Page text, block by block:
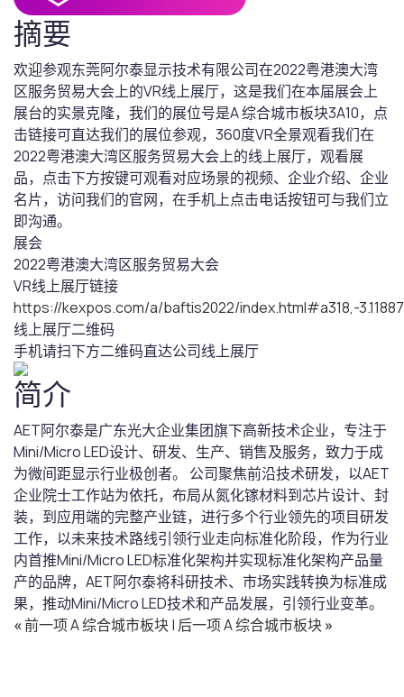
摘要
欢迎参观东莞阿尔泰显示技术有限公司在2022粤港澳大湾
区服务贸易大会上的VR线上展厅，这是我们在本届展会上
展台的实景克隆，我们的展位号是A 综合城市板块3A10，点
击链接可直达我们的展位参观，360度VR全景观看我们在
2022粤港澳大湾区服务贸易大会上的线上展厅，观看展
品，点击下方按键可观看对应场景的视频、企业介绍、企业
名片，访问我们的官网，在手机上点击电话按钮可与我们立
即沟通。
展会
2022粤港澳大湾区服务贸易大会
VR线上展厅链接
https://kexpos.com/a/baftis2022/index.html#a318,-
线上展厅二维码
手机请扫下方二维码直达公司线上展厅
简介
AET阿尔泰是广东光大企业集团旗下高新技术企业，专注于
Mini/Micro LED设计、研发、生产、销售及服务，致力于成
为微间距显示行业极创者。 公司聚焦前沿技术研发，以AET
企业院士工作站为依托，布局从氮化镓材料到芯片设计、封
装，到应用端的完整产业链，进行多个行业领先的项目研发
工作，以未来技术路线引领行业走向标准化阶段，作为行业
内首推Mini/Micro LED标准化架构并实现标准化架构产品量
产的品牌，AET阿尔泰将科研技术、市场实践转换为标准成
果，推动Mini/Micro LED技术和产品发展，引领行业变革。
«前一项 A 综合城市板块| 后一项 A 综合城市板块»